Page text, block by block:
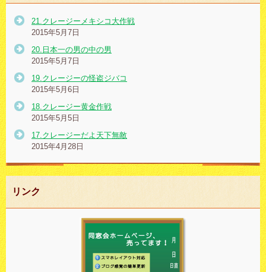
21.クレージーメキシコ大作戦
2015年5月7日
20.日本一の男の中の男
2015年5月7日
19.クレージーの怪盗ジバコ
2015年5月6日
18.クレージー黄金作戦
2015年5月5日
17.クレージーだよ天下無敵
2015年4月28日
リンク